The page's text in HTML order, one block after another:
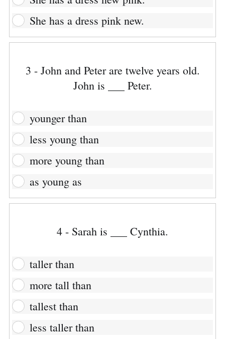
She has a dress pink new.
3 - John and Peter are twelve years old.
John is ___ Peter.
younger than
less young than
more young than
as young as
4 - Sarah is ___ Cynthia.
taller than
more tall than
tallest than
less taller than